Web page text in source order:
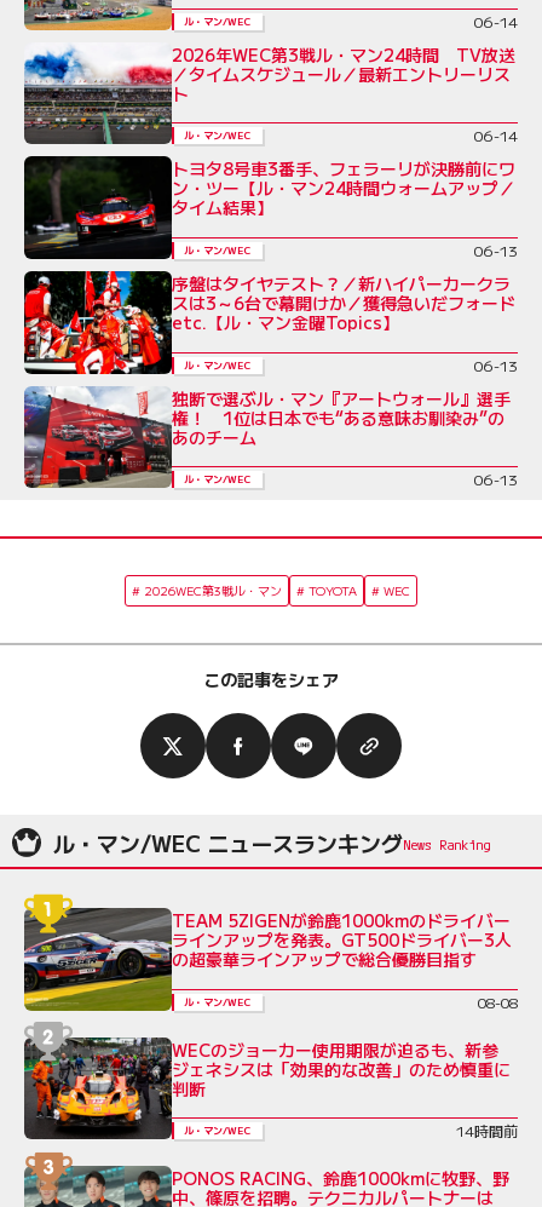
ル・マン/WEC 06-14
2026年WEC第3戦ル・マン24時間 TV放送
／タイムスケジュール／最新エントリーリス
ト
ル・マン/WEC 06-14
トヨタ8号車3番手、フェラーリが決勝前にワ
ン・ツー【ル・マン24時間ウォームアップ／
タイム結果】
ル・マン/WEC 06-13
序盤はタイヤテスト？／新ハイパーカークラ
スは3～6台で幕開けか／獲得急いだフォード
etc.【ル・マン金曜Topics】
ル・マン/WEC 06-13
独断で選ぶル・マン『アートウォール』選手
権！ 1位は日本でも“ある意味お馴染み”の
あのチーム
ル・マン/WEC 06-13
2026WEC第3戦ル・マン TOYOTA WEC
この記事をシェア
ル・マン/WEC ニュースランキング
TEAM 5ZIGENが鈴鹿1000kmのドライバー
ラインアップを発表。GT500ドライバー3人
の超豪華ラインアップで総合優勝目指す
ル・マン/WEC 08-08
WECのジョーカー使用期限が迫るも、新参
ジェネシスは「効果的な改善」のため慎重に
判断
ル・マン/WEC 14時間前
PONOS RACING、鈴鹿1000kmに牧野、野
中、篠原を招聘。テクニカルパートナーは